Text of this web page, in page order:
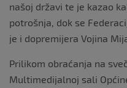
našoj državi te je kazao
potrošnja, dok se
je i dopremijera Vojina
Prilikom obraćanja na
Multimedijalnoj sali